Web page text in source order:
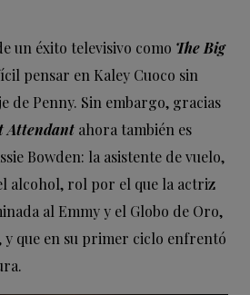
un éxito televisivo como The Big
pensar en Kaley Cuoco sin
de Penny. Sin embargo, gracias
Attendant ahora también es
Bowden: la asistente de vuelo,
alcohol, rol por el que la actriz
al Emmy y el Globo de Oro,
que en su primer ciclo enfrentó